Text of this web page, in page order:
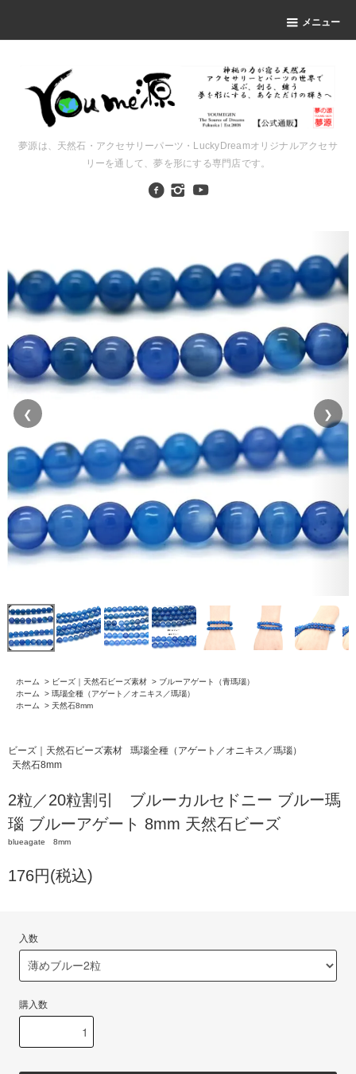
メニュー
夢源は、天然石・アクセサリーパーツ・LuckyDreamオリジナルアクセサ
リーを通して、夢を形にする専門店です。
❮ ❯
ホーム > ビーズ｜天然石ビーズ素材 > ブルーアゲート（青瑪瑙）
ホーム
> 瑪瑙全種（アゲート／オニキス／瑪瑙）
ホーム
> 天然石8mm
ビーズ｜天然石ビーズ素材
瑪瑙全種（アゲート／オニキス／瑪瑙）
天然石8mm
2粒／20粒割引 ブルーカルセドニー ブルー瑪
瑙 ブルーアゲート 8mm 天然石ビーズ
blueagate 8mm
176円(税込)
入数
購入数